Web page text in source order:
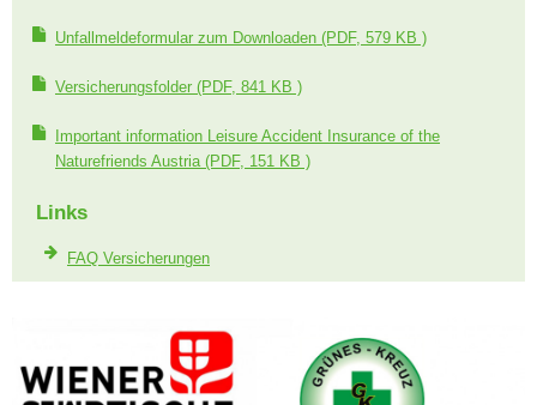
Unfallmeldeformular zum Downloaden (PDF, 579 KB )
Versicherungsfolder (PDF, 841 KB )
Important information Leisure Accident Insurance of the
Naturefriends Austria (PDF, 151 KB )
Links
FAQ Versicherungen